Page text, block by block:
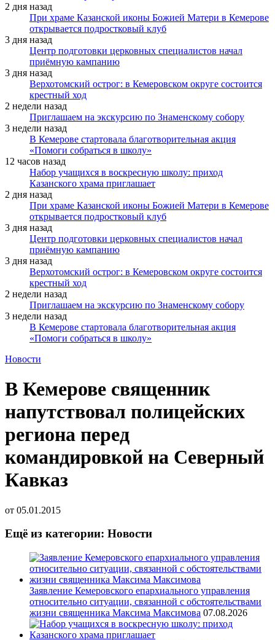
2 дня назад
При храме Казанской иконы Божией Матери в Кемерове
открывается подростковый клуб
3 дня назад
Центр подготовки церковных специалистов начал
приёмную кампанию
3 дня назад
Верхотомский острог: в Кемеровском округе состоится
крестный ход
2 недели назад
Приглашаем на экскурсию по Знаменскому собору
3 недели назад
В Кемерове стартовала благотворительная акция
«Помоги собраться в школу»
12 часов назад
Набор учащихся в воскресную школу: приход
Казанского храма приглашает
2 дня назад
При храме Казанской иконы Божией Матери в Кемерове
открывается подростковый клуб
3 дня назад
Центр подготовки церковных специалистов начал
приёмную кампанию
3 дня назад
Верхотомский острог: в Кемеровском округе состоится
крестный ход
2 недели назад
Приглашаем на экскурсию по Знаменскому собору
3 недели назад
В Кемерове стартовала благотворительная акция
«Помоги собраться в школу»
Новости
В Кемерове священник
напутствовал полицейских
региона перед
командировкой на Северный
Кавказ
от 05.01.2015
Ещё из категории: Новости
Заявление Кемеровского епархиального управления
относительно ситуации, связанной с обстоятельствами
жизни священника Максима Максимова 07.08.2026